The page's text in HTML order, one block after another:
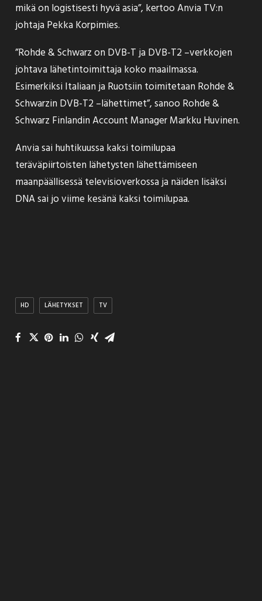
mikä on logistisesti hyvä asia”, kertoo Anvia TV:n
johtaja Pekka Korpimies.
”Rohde & Schwarz on DVB-T ja DVB-T2 –verkkojen
johtava lähetintoimittaja koko maailmassa.
Esimerkiksi Italiaan ja Ruotsiin toimitetaan Rohde &
Schwarzin DVB-T2 –lähettimet”, sanoo Rohde &
Schwarz Finlandin Account Manager Markku Huvinen.
Anvia sai huhtikuussa kaksi toimilupaa
teräväpiirtoisten lähetysten lähettämiseen
maanpäällisessä televisioverkossa ja näiden lisäksi
DNA sai jo viime kesänä kaksi toimilupaa.
HD LÄHETYKSET TV